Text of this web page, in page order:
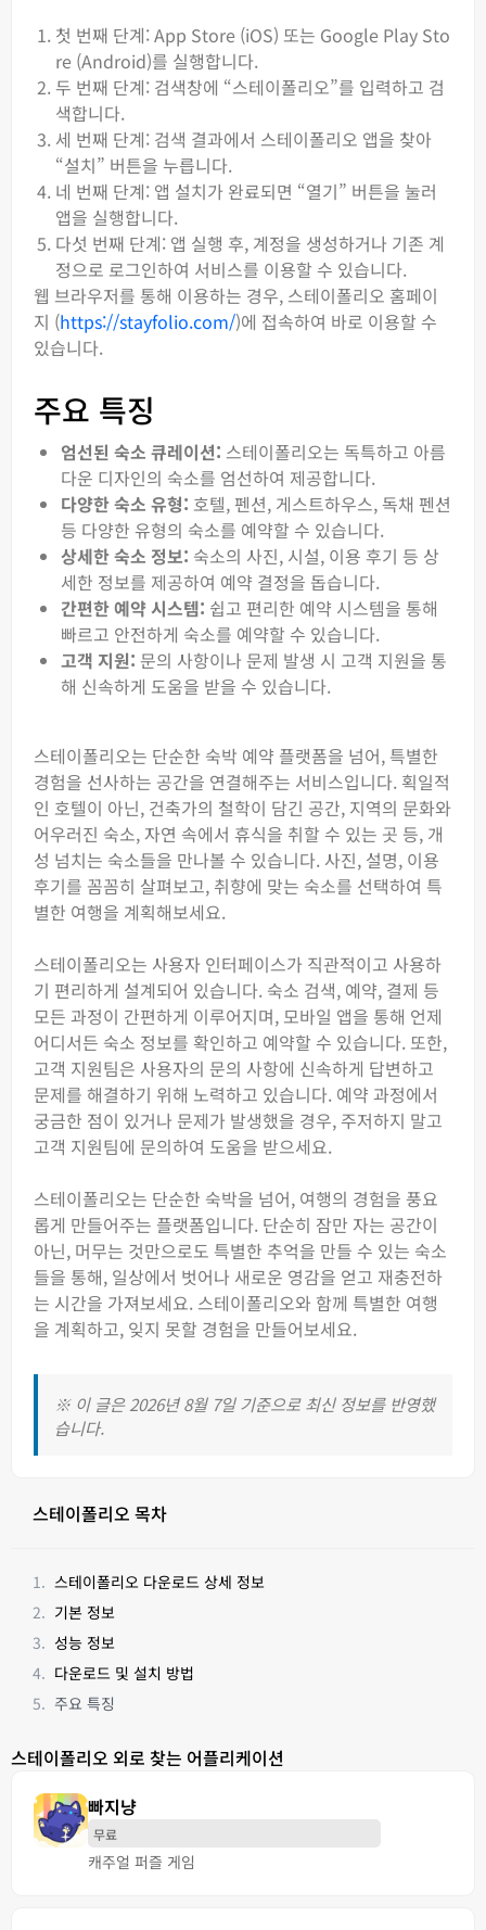
첫 번째 단계: App Store (iOS) 또는 Google Play Sto
re (Android)를 실행합니다.
두 번째 단계: 검색창에 “스테이폴리오”를 입력하고 검
색합니다.
세 번째 단계: 검색 결과에서 스테이폴리오 앱을 찾아
“설치” 버튼을 누릅니다.
네 번째 단계: 앱 설치가 완료되면 “열기” 버튼을 눌러
앱을 실행합니다.
다섯 번째 단계: 앱 실행 후, 계정을 생성하거나 기존 계
정으로 로그인하여 서비스를 이용할 수 있습니다.
웹 브라우저를 통해 이용하는 경우, 스테이폴리오 홈페이
지 (https://stayfolio.com/)에 접속하여 바로 이용할 수
있습니다.
주요 특징
엄선된 숙소 큐레이션: 스테이폴리오는 독특하고 아름
다운 디자인의 숙소를 엄선하여 제공합니다.
다양한 숙소 유형: 호텔, 펜션, 게스트하우스, 독채 펜션
등 다양한 유형의 숙소를 예약할 수 있습니다.
상세한 숙소 정보: 숙소의 사진, 시설, 이용 후기 등 상
세한 정보를 제공하여 예약 결정을 돕습니다.
간편한 예약 시스템: 쉽고 편리한 예약 시스템을 통해
빠르고 안전하게 숙소를 예약할 수 있습니다.
고객 지원: 문의 사항이나 문제 발생 시 고객 지원을 통
해 신속하게 도움을 받을 수 있습니다.
스테이폴리오는 단순한 숙박 예약 플랫폼을 넘어, 특별한
경험을 선사하는 공간을 연결해주는 서비스입니다. 획일적
인 호텔이 아닌, 건축가의 철학이 담긴 공간, 지역의 문화와
어우러진 숙소, 자연 속에서 휴식을 취할 수 있는 곳 등, 개
성 넘치는 숙소들을 만나볼 수 있습니다. 사진, 설명, 이용
후기를 꼼꼼히 살펴보고, 취향에 맞는 숙소를 선택하여 특
별한 여행을 계획해보세요.
스테이폴리오는 사용자 인터페이스가 직관적이고 사용하
기 편리하게 설계되어 있습니다. 숙소 검색, 예약, 결제 등
모든 과정이 간편하게 이루어지며, 모바일 앱을 통해 언제
어디서든 숙소 정보를 확인하고 예약할 수 있습니다. 또한,
고객 지원팀은 사용자의 문의 사항에 신속하게 답변하고
문제를 해결하기 위해 노력하고 있습니다. 예약 과정에서
궁금한 점이 있거나 문제가 발생했을 경우, 주저하지 말고
고객 지원팀에 문의하여 도움을 받으세요.
스테이폴리오는 단순한 숙박을 넘어, 여행의 경험을 풍요
롭게 만들어주는 플랫폼입니다. 단순히 잠만 자는 공간이
아닌, 머무는 것만으로도 특별한 추억을 만들 수 있는 숙소
들을 통해, 일상에서 벗어나 새로운 영감을 얻고 재충전하
는 시간을 가져보세요. 스테이폴리오와 함께 특별한 여행
을 계획하고, 잊지 못할 경험을 만들어보세요.
※ 이 글은 2026년 8월 7일 기준으로 최신 정보를 반영했
습니다.
스테이폴리오 목차
스테이폴리오 다운로드 상세 정보
기본 정보
성능 정보
다운로드 및 설치 방법
주요 특징
스테이폴리오 외로 찾는 어플리케이션
빠지냥
무료
캐주얼 퍼즐 게임